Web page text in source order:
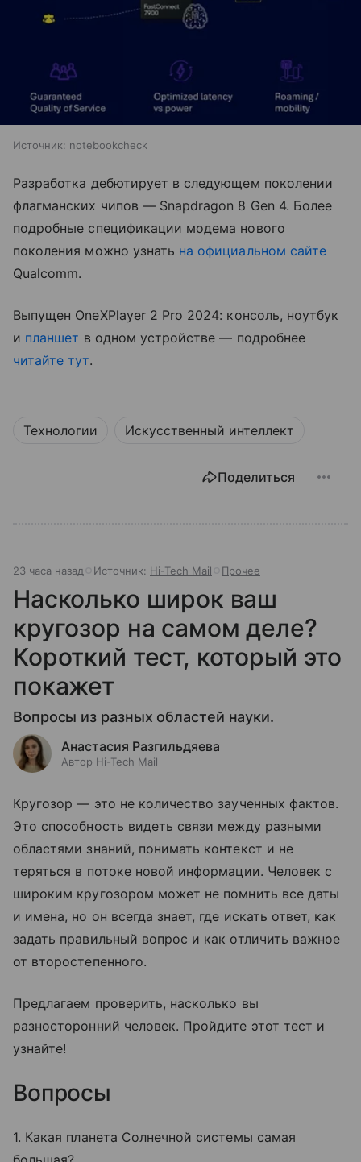
Источник: notebookcheck
Разработка дебютирует в следующем поколении
флагманских чипов — Snapdragon 8 Gen 4. Более
подробные спецификации модема нового
поколения можно узнать на официальном сайте
Qualcomm.
Выпущен OneXPlayer 2 Pro 2024: консоль, ноутбук
и планшет в одном устройстве — подробнее
читайте тут.
Технологии Искусственный интеллект
Поделиться
23 часа назад Источник: Hi-Tech Mail Прочее
Насколько широк ваш
кругозор на самом деле?
Короткий тест, который это
покажет
Вопросы из разных областей науки.
Анастасия Разгильдяева
Автор Hi-Tech Mail
Кругозор — это не количество заученных фактов.
Это способность видеть связи между разными
областями знаний, понимать контекст и не
теряться в потоке новой информации. Человек с
широким кругозором может не помнить все даты
и имена, но он всегда знает, где искать ответ, как
задать правильный вопрос и как отличить важное
от второстепенного.
Предлагаем проверить, насколько вы
разносторонний человек. Пройдите этот тест и
узнайте!
Вопросы
1. Какая планета Солнечной системы самая